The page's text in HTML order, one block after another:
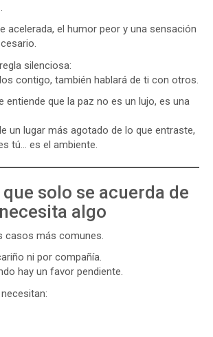
acelerada, el humor peor y una sensación
silenciosa:
contigo, también hablará de ti con otros.
entiende que la paz no es un lujo, es una
un lugar más agotado de lo que entraste,
tú… es el ambiente.
solo se acuerda de
algo
casos más comunes.
ni por compañía.
hay un favor pendiente.